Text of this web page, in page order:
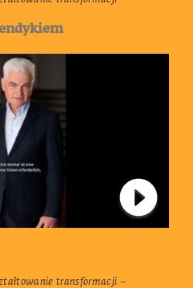
transformacji –